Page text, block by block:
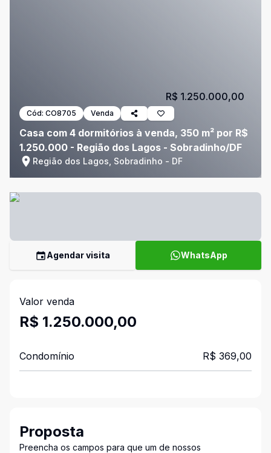
Cód: CO8705 Venda
Casa com 4 dormitórios à venda, 350 m² por R$
1.250.000 - Região dos Lagos - Sobradinho/DF
Região dos Lagos, Sobradinho - DF
R$ 1.250.000,00
Agendar visita WhatsApp
Valor venda
R$ 1.250.000,00
Condomínio R$ 369,00
Proposta
Preencha os campos para que um de nossos